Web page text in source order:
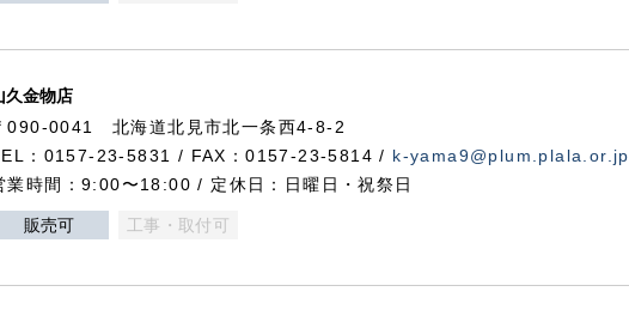
久金物店
090-0041 北海道北見市北一条西4-8-2
：0157-23-5831 / FAX：0157-23-5814 / k-yama9@plum.plala.or.jp
業時間：9:00〜18:00 / 定休日：日曜日・祝祭日
販売可 工事・取付可